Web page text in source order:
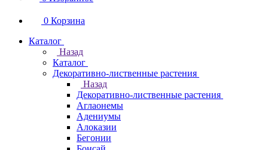
0 Корзина
Каталог
Назад
Каталог
Декоративно-лиственные растения
Назад
Декоративно-лиственные растения
Аглаонемы
Адениумы
Алоказии
Бегонии